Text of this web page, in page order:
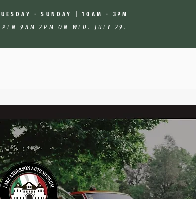
- SUNDAY | 10AM - 3PM
9AM-2PM ON WED. JULY 29.